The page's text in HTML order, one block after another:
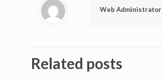
Web Administrator
Related posts